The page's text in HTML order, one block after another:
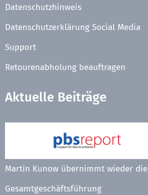
Datenschutzhinweis
Datenschutzerklärung Social Media
Support
Retourenabholung beauftragen
Aktuelle Beiträge
Martin Kunow übernimmt wieder die
Gesamtgeschäftsführung